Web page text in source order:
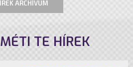
ARCHÍVUM
TE HÍREK